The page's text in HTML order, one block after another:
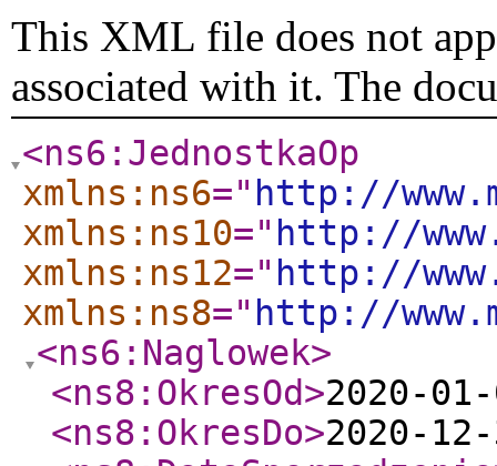
This XML file does not
associated with it. The
<ns6:JednostkaOp
xmlns:ns6=" http://
xmlns:ns10=" http://
xmlns:ns12=" http://
xmlns:ns8=" http://
<ns6:Naglowek>
<ns8:OkresOd>2020-
<ns8:OkresDo>2020-